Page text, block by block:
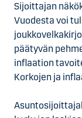
Sijoittajan
Vuodesta voi
päätyvän
inflaation
Korkojen ja